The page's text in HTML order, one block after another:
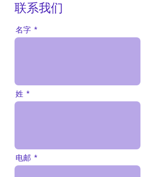
联系我们
名字
姓
电邮